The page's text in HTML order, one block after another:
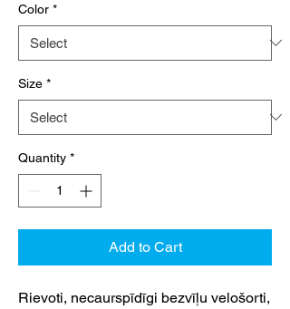
Color *
Size *
Quantity *
Add to Cart
Rievoti, necaurspīdīgi bezvīļu velošorti,